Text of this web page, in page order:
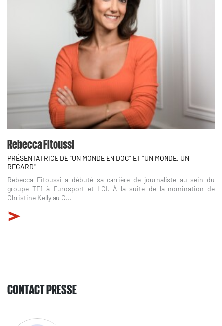
Rebecca Fitoussi
PRÉSENTATRICE DE "UN MONDE EN DOC" ET "UN MONDE, UN
REGARD"
Rebecca Fitoussi a débuté sa carrière de journaliste au sein du
groupe TF1 à Eurosport et LCI. À la suite de la nomination de
Christine Kelly au C...
CONTACT PRESSE